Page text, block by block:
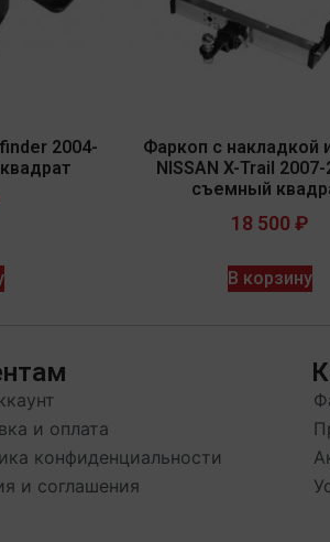
2004-
Фаркоп с накладкой
NISSAN X-Trail
съемный
18 500 ₽
В корзину
и оплата
конфиденциальности
и соглашения